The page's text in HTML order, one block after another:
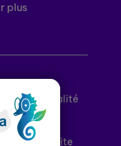
plus
confidentialité
Plan du site